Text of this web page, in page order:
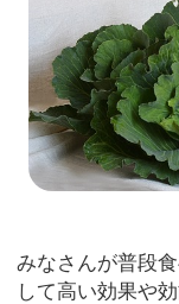
みなさんが普段
して高い効果や